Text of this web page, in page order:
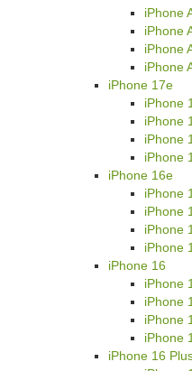
iPhone
iPhone
iPhone
iPhone
iPhone 17e
iPhone
iPhone
iPhone
iPhone
iPhone 16e
iPhone
iPhone
iPhone
iPhone
iPhone 16
iPhone
iPhone
iPhone
iPhone
iPhone 16